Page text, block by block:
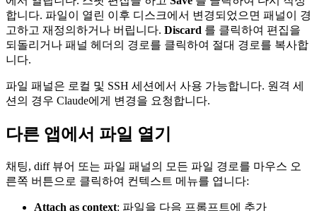
합니다. 파일이 열린 이후 디스크에서 변경되었으면 패널이 경
고하고 재정의하거나 버립니다. Discard 를 클릭하여 편집을
되돌리거나 패널 헤더의 경로를 클릭하여 절대 경로를 복사합
니다.
파일 패널은 로컬 및 SSH 세션에서 사용 가능합니다. 원격 세
션의 경우 Claude에게 변경을 요청합니다.
다른 앱에서 파일 열기
채팅, diff 뷰어 또는 파일 패널의 모든 파일 경로를 마우스 오
른쪽 버튼으로 클릭하여 컨텍스트 메뉴를 엽니다:
Attach as context: 파일을 다음 프롬프트에 추가